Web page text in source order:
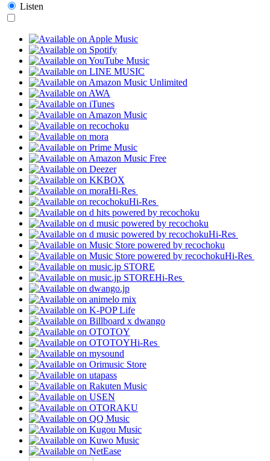
Listen
Hi-Res
Hi-Res
Hi-Res
Hi-Res
Hi-Res
Hi-Res